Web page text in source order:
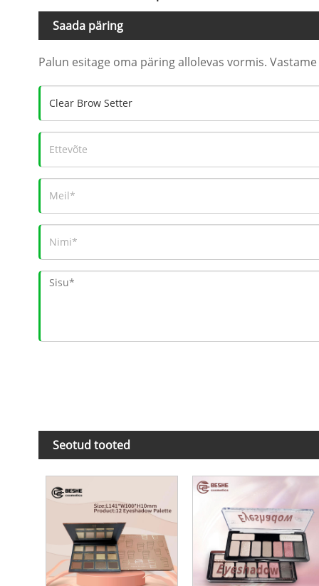
Saada päring
Palun esitage oma päring allolevas vormis.
Seotud tooted